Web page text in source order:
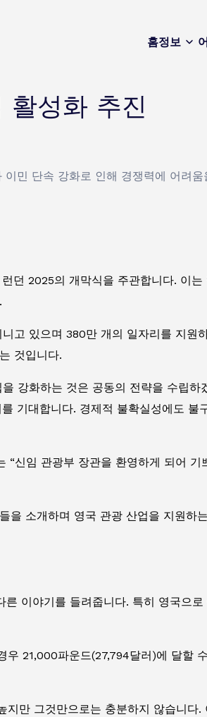
홈정보
활성화 추진
민 단속 강화로 인해 경쟁력에 어려움
던 2025의 개막식을 주관합니다. 이
고 있으며 380만 개의 일자리를 지원
것입니다.
강화하는 것은 공동의 전략을 수립하
기대합니다. 경제적 불확실성에도
임 관광부 장관을 환영하게 되어 기
소개하며 영국 관광 산업을 지원하
른 이야기를 들려줍니다. 특히 영국으
21,000파운드(27,794달러)에 달할
만 그것만으로는 충분하지 않습니다